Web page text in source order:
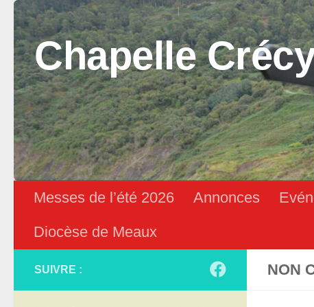
Skip to content
Chapelle
Messes de l’été 2026 Annonces
Diocèse de Meaux
NON
SUIVRE :